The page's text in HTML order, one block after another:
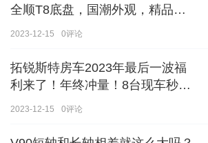
全顺T8底盘，国潮外观，精品内
2023-12-15 0评论
拓锐斯特房车2023年最后一波福
利来了！年终冲量！8台现车秒杀
价！！手慢无！！！
2023-12-15 0评论